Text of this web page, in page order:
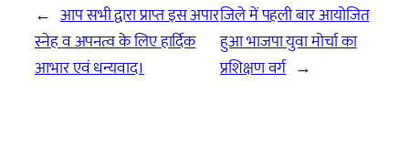
← आप सभी द्वारा प्राप्त इस अपार
स्नेह व अपनत्व के लिए हार्दिक
आभार एवं धन्यवाद।
जिले में पहली बार आयोजित
हुआ भाजपा युवा मोर्चा का
प्रशिक्षण वर्ग →